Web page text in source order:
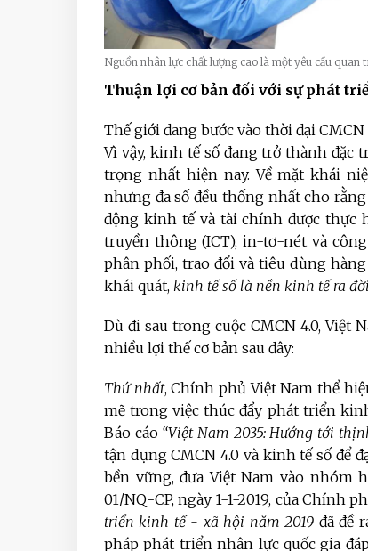
Nguồn nhân lực chất lượng cao là một yêu cầu
Thuận lợi cơ bản đối với sự phát
Thế giới đang bước vào thời đại
Vì vậy, kinh tế số đang trở thành
trọng nhất hiện nay. Về mặt khái
nhưng đa số đều thống nhất cho
động kinh tế và tài chính được
truyền thông (ICT), in-tơ-nét và
phân phối, trao đổi và tiêu dùng
khái quát, kinh tế số là nền kinh tế ra
Dù đi sau trong cuộc CMCN 4.0,
nhiều lợi thế cơ bản sau đây:
Thứ nhất, Chính phủ Việt Nam thể
mẽ trong việc thúc đẩy phát triển
Báo cáo “Việt Nam 2035: Hướng tới
tận dụng CMCN 4.0 và kinh tế số để
bền vững, đưa Việt Nam vào
01/NQ-CP, ngày 1-1-2019, của Chính
triển kinh tế - xã hội năm 2019 đã đề
pháp phát triển nhân lực quốc gia